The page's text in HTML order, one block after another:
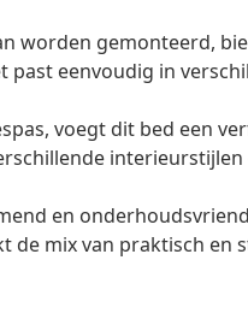
worden gemonteerd,
past eenvoudig in
voegt dit bed een
interieurstijlen
en
de mix van praktisch en